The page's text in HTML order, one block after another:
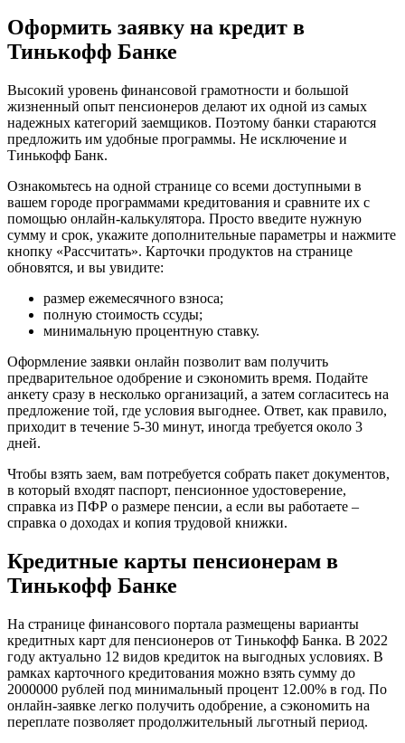
Оформить заявку на кредит в
Тинькофф Банке
Высокий уровень финансовой грамотности и большой
жизненный опыт пенсионеров делают их одной из самых
надежных категорий заемщиков. Поэтому банки стараются
предложить им удобные программы. Не исключение и
Тинькофф Банк.
Ознакомьтесь на одной странице со всеми доступными в
вашем городе программами кредитования и сравните их с
помощью онлайн-калькулятора. Просто введите нужную
сумму и срок, укажите дополнительные параметры и нажмите
кнопку «Рассчитать». Карточки продуктов на странице
обновятся, и вы увидите:
размер ежемесячного взноса;
полную стоимость ссуды;
минимальную процентную ставку.
Оформление заявки онлайн позволит вам получить
предварительное одобрение и сэкономить время. Подайте
анкету сразу в несколько организаций, а затем согласитесь на
предложение той, где условия выгоднее. Ответ, как правило,
приходит в течение 5-30 минут, иногда требуется около 3
дней.
Чтобы взять заем, вам потребуется собрать пакет документов,
в который входят паспорт, пенсионное удостоверение,
справка из ПФР о размере пенсии, а если вы работаете –
справка о доходах и копия трудовой книжки.
Кредитные карты пенсионерам в
Тинькофф Банке
На странице финансового портала размещены варианты
кредитных карт для пенсионеров от Тинькофф Банка. В 2022
году актуально 12 видов кредиток на выгодных условиях. В
рамках карточного кредитования можно взять сумму до
2000000 рублей под минимальный процент 12.00% в год. По
онлайн-заявке легко получить одобрение, а сэкономить на
переплате позволяет продолжительный льготный период.